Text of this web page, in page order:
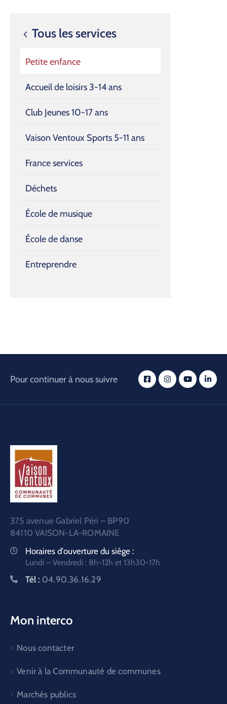
Tous les services
Petite enfance
Accueil de loisirs 3-14 ans
Club Jeunes 10-17 ans
Vaison Ventoux Sports 5-11 ans
France services
Déchets
École de musique
École de danse
Entreprendre
Pour continuer à nous suivre
375 avenue Gabriel Péri – BP90
84110 VAISON-LA-ROMAINE
Horaires d'ouverture du siège :
Lundi – Vendredi : 8h-12h et 13h30-17h
Tél : 04.90.36.16.29
Mon interco
Nous contacter
Venir à la Communauté de communes
Marchés publics